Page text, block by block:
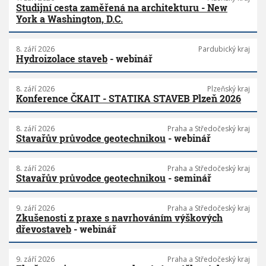
Studijní cesta zaměřená na architekturu - New
York a Washington, D.C.
8. září 2026 Pardubický kraj
Hydroizolace staveb - webinář
8. září 2026 Plzeňský kraj
Konference ČKAIT - STATIKA STAVEB Plzeň 2026
8. září 2026 Praha a Středočeský kraj
Stavařův průvodce geotechnikou - webinář
8. září 2026 Praha a Středočeský kraj
Stavařův průvodce geotechnikou - seminář
9. září 2026 Praha a Středočeský kraj
Zkušenosti z praxe s navrhováním výškových
dřevostaveb - webinář
9. září 2026 Praha a Středočeský kraj